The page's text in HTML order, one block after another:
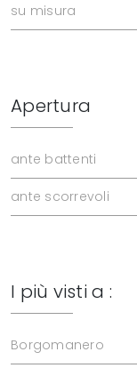
su misura
Apertura
ante battenti
ante scorrevoli
I più visti a :
Borgomanero